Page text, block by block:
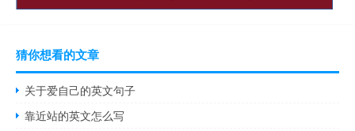
猜你想看的文章
关于爱自己的英文句子
靠近站的英文怎么写